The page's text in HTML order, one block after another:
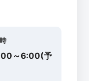
～6:00(予